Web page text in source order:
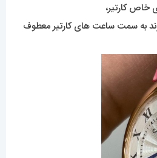
خاص کارتیر،
به سمت ساعت های کارتیر معطوف